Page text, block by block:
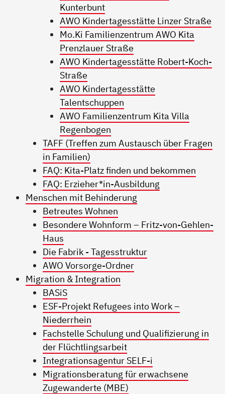
Kunterbunt
AWO Kindertagesstätte Linzer Straße
Mo.Ki Familienzentrum AWO Kita
Prenzlauer Straße
AWO Kindertagesstätte Robert-Koch-
Straße
AWO Kindertagesstätte
Talentschuppen
AWO Familienzentrum Kita Villa
Regenbogen
TAFF (Treffen zum Austausch über Fragen
in Familien)
FAQ: Kita-Platz finden und bekommen
FAQ: Erzieher*in-Ausbildung
Menschen mit Behinderung
Betreutes Wohnen
Besondere Wohnform – Fritz-von-Gehlen-
Haus
Die Fabrik - Tagesstruktur
AWO Vorsorge-Ordner
Migration & Integration
BASiS
ESF-Projekt Refugees into Work –
Niederrhein
Fachstelle Schulung und Qualifizierung in
der Flüchtlingsarbeit
Integrationsagentur SELF-i
Migrationsberatung für erwachsene
Zugewanderte (MBE)